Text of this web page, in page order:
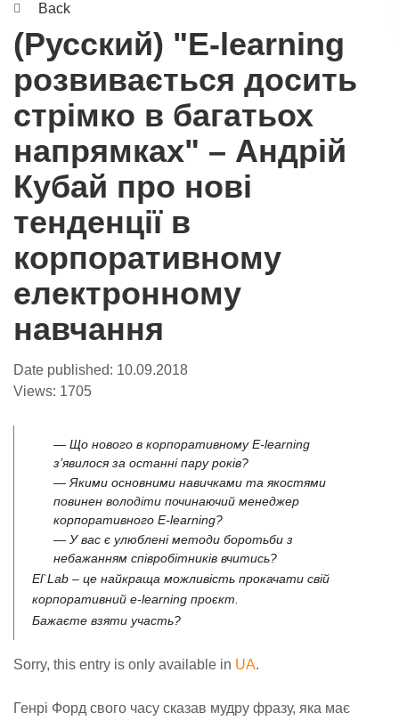
Back
(Русский) "E-learning
розвивається досить
стрімко в багатьох
напрямках" – Андрій
Кубай про нові
тенденції в
корпоративному
eлектронному
навчання
Date published: 10.09.2018
Views: 1705
— Що нового в корпоративному E-learning
з’явилося за останні пару років?
— Якими основними навичками та якостями
повинен володіти починаючий менеджер
корпоративного E-learning?
— У вас є улюблені методи боротьби з
небажанням співробітників вчитись?
Еl`Lab – це найкраща можливість прокачати свій
корпоративний e-learning проєкт.
Бажаєте взяти участь?
Sorry, this entry is only available in UA.
Генрі Форд свого часу сказав мудру фразу, яка має